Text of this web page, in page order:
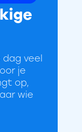
veel
je
op,
wie